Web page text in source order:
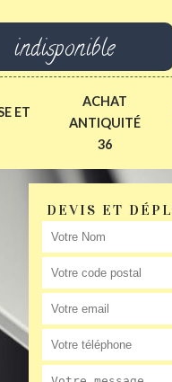
indisponible
ET
ACHAT
ANTIQUITÉ
36
DEVIS ET